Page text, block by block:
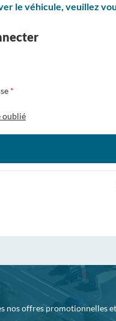
le véhicule, veuillez
oublié
nos offres promotionnelles